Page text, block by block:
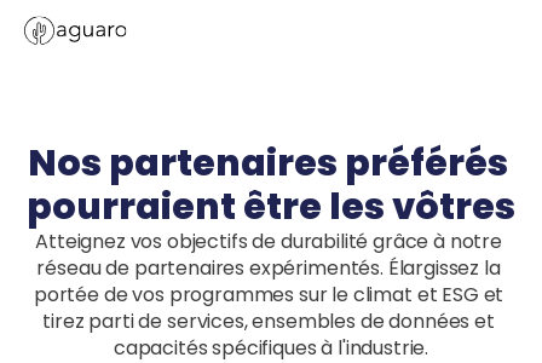
Nos partenaires préférés
pourraient être les vôtres
Atteignez vos objectifs de durabilité grâce à notre
réseau de partenaires expérimentés. Élargissez la
portée de vos programmes sur le climat et ESG et
tirez parti de services, ensembles de données et
capacités spécifiques à l'industrie.